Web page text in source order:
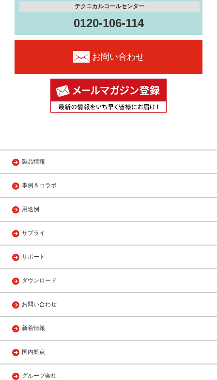
テクニカルコールセンター
0120-106-114
お問い合わせ
製品情報
事例＆コラボ
用途例
サプライ
サポート
ダウンロード
お問い合わせ
新着情報
国内拠点
グループ会社